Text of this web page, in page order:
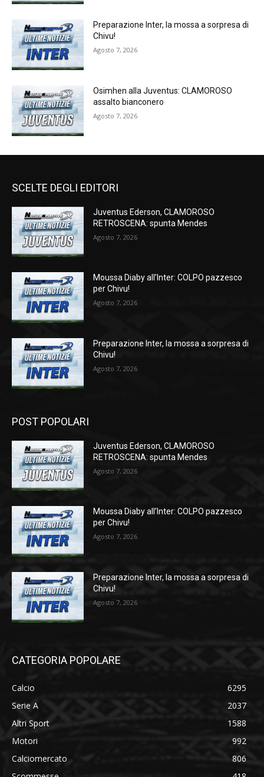
Preparazione Inter, la mossa a sorpresa di
Chivu!
Agosto 7, 2026
Osimhen alla Juventus: CLAMOROSO
assalto bianconero
Agosto 7, 2026
SCELTE DEGLI EDITORI
Juventus Ederson, CLAMOROSO
RETROSCENA: spunta Mendes
Agosto 7, 2026
Moussa Diaby all’Inter: COLPO pazzesco
per Chivu!
Agosto 7, 2026
Preparazione Inter, la mossa a sorpresa di
Chivu!
Agosto 7, 2026
POST POPOLARI
Juventus Ederson, CLAMOROSO
RETROSCENA: spunta Mendes
Agosto 7, 2026
Moussa Diaby all’Inter: COLPO pazzesco
per Chivu!
Agosto 7, 2026
Preparazione Inter, la mossa a sorpresa di
Chivu!
Agosto 7, 2026
CATEGORIA POPOLARE
Calcio
6295
Serie A
2037
Altri Sport
1588
Motori
992
Calciomercato
806